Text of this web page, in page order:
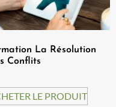
La Résolution
Conflits
LE PRODUIT